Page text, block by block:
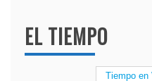
EL TIEMPO